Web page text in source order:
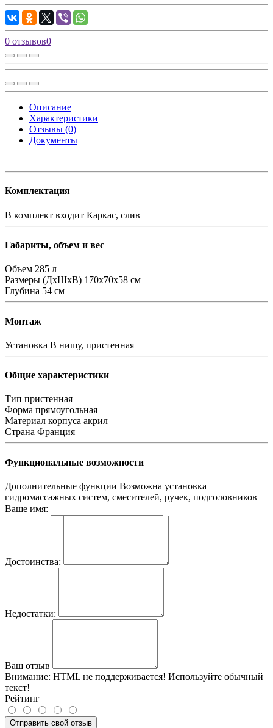
0 отзывов0
Описание
Характеристики
Отзывы (0)
Документы
Комплектация
В комплект входит Каркас, слив
Габариты, объем и вес
Объем 285 л
Размеры (ДхШхВ) 170х70х58 см
Глубина 54 см
Монтаж
Установка В нишу, пристенная
Общие характеристики
Тип пристенная
Форма прямоугольная
Материал корпуса акрил
Страна Франция
Функциональные возможности
Дополнительные функции Возможна установка
гидромассажных систем, смесителей, ручек, подголовников
Ваше имя:
Достоинства:
Недостатки:
Ваш отзыв
Внимание: HTML не поддерживается! Используйте обычный
текст!
Рейтинг
Отправить свой отзыв